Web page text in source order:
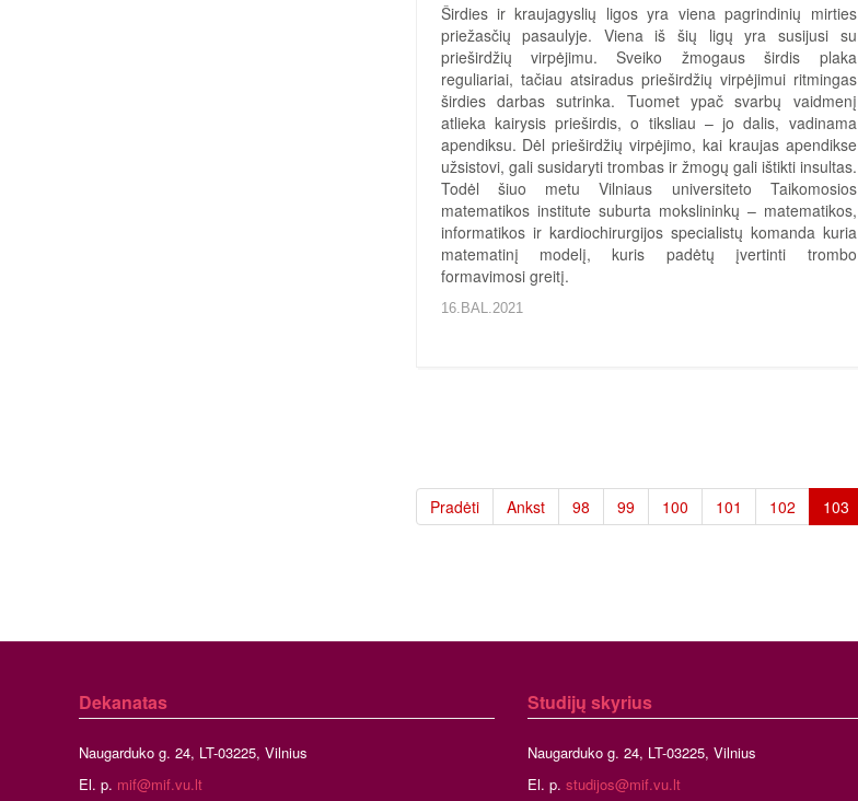
Širdies ir kraujagyslių ligos yra viena pagrindinių mirties
priežasčių pasaulyje. Viena iš šių ligų yra susijusi su
prieširdžių virpėjimu. Sveiko žmogaus širdis plaka
reguliariai, tačiau atsiradus prieširdžių virpėjimui ritmingas
širdies darbas sutrinka. Tuomet ypač svarbų vaidmenį
atlieka kairysis prieširdis, o tiksliau – jo dalis, vadinama
apendiksu. Dėl prieširdžių virpėjimo, kai kraujas apendikse
užsistovi, gali susidaryti trombas ir žmogų gali ištikti insultas.
Todėl šiuo metu Vilniaus universiteto Taikomosios
matematikos institute suburta mokslininkų – matematikos,
informatikos ir kardiochirurgijos specialistų komanda kuria
matematinį modelį, kuris padėtų įvertinti trombo
formavimosi greitį.
16.BAL.2021
Pradėti Ankst 98 99 100 101 102 103
Dekanatas
Naugarduko g. 24, LT-03225, Vilnius
El. p. mif@mif.vu.lt
Studijų skyrius
Naugarduko g. 24, LT-03225, Vilnius
El. p. studijos@mif.vu.lt